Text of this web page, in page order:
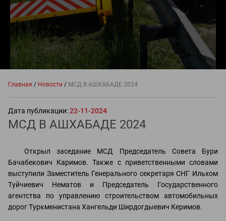
Главная / Новости / МСД В АШХАБАДЕ 2024
МСД В АШХАБАДЕ 2024
Дата публикации:22-11-2024
Открыл заседание МСД Председатель Совета Бури
Бачабекович Каримов. Также с приветственными словами
выступили Заместитель Генерального секретаря СНГ Ильхом
Туйчиевич Нематов и Председатель Государственного
агентства по управлению строительством автомобильных
дорог Туркменистана Хангельди Ширдогдыевич Керимов.